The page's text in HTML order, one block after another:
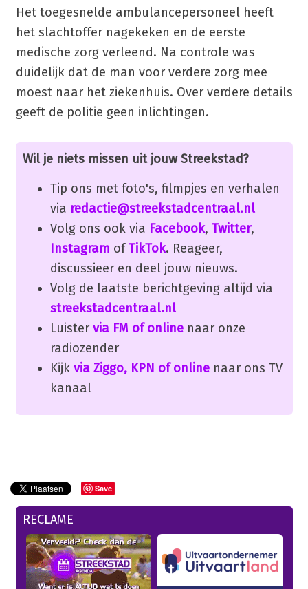
Het toegesnelde ambulancepersoneel heeft
het slachtoffer nagekeken en de eerste
medische zorg verleend. Na controle was
duidelijk dat de man voor verdere zorg mee
moest naar het ziekenhuis. Over verdere details
geeft de politie geen inlichtingen.
Wil je niets missen uit jouw Streekstad?
Tip ons met foto's, filmpjes en verhalen
via redactie@streekstadcentraal.nl
Volg ons ook via Facebook, Twitter,
Instagram ofTikTok. Reageer,
discussieer en deel jouw nieuws.
Volg de laatste berichtgeving altijd via
streekstadcentraal.nl
Luister via FM of onlinenaar onze
radiozender
Kijk via Ziggo, KPN of onlinenaar ons TV
kanaal
Save
RECLAME